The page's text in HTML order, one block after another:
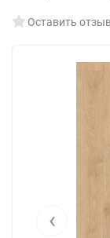
Оставить
‹